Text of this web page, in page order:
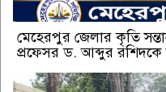
মেহেরপুর জেলার কৃতি
প্রফেসর ড. আব্দুর